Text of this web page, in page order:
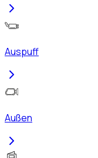
Auspuff
Außen